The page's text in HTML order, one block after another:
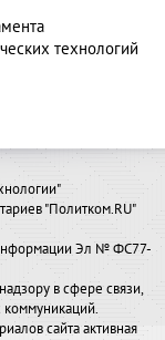
технологий
"Политком.RU"
информации Эл № ФС77-
в сфере связи,
сайта активная